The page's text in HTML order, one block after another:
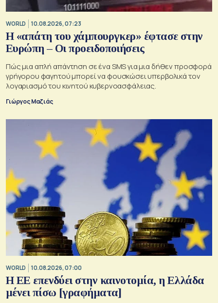
WORLD 10.08.2026, 07:23
Η «απάτη του χάμπουργκερ» έφτασε στην
Ευρώπη – Οι προειδοποιήσεις
Πώς μια απλή απάντηση σε ένα SMS για μια δήθεν προσφορά
γρήγορου φαγητού μπορεί να φουσκώσει υπερβολικά τον
λογαριασμό του κινητού κυβερνοασφάλειας.
Γιώργος Μαζιάς
WORLD 10.08.2026, 07:00
Η ΕΕ επενδύει στην καινοτομία, η Ελλάδα
μένει πίσω [γραφήματα]